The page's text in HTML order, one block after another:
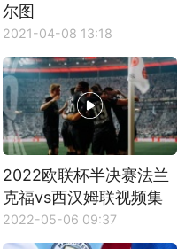
尔图
2021-04-08 13:18
2022欧联杯半决赛法兰
克福vs西汉姆联视频集
锦
2022-05-06 09:37